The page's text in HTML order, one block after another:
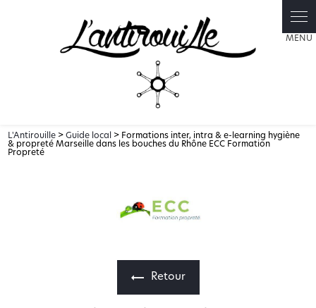
L'Antirouille >Guide local
> Formations inter, intra & e-learning hygiène
& propreté Marseille dans les bouches du Rhône ECC Formation
Propreté
Retour